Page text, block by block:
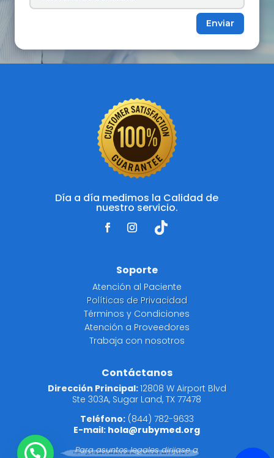
Enviar
Día a día medimos la Calidad de
nuestro servicio.
Soporte
Atención al Paciente
Políticas de Privacidad
Términos y Condiciones
Atención a Proveedores
Trabaja con nosotros
Contáctanos
Dirección Principal:12808 W Airport Blvd
Ste 303A, Sugar Land, TX 77478
Teléfono: (844) 782-9633
E-mail: hola@rubymed.org
Para asuntos legales dirijase a
💬 ¿Necesitas Asistencia?